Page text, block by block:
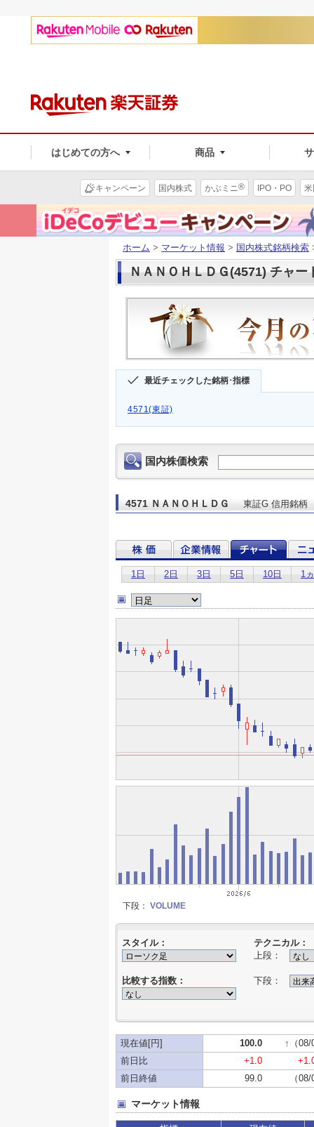
はじめての方へ 商品
キャンペーン 国内株式 かぶミニ® IPO・PO
ホーム > マーケット情報 > 国内株式銘柄検索
ＮＡＮＯＨＬＤＧ(4571) チャー
最近チェックした銘柄･指標
4571(東証)